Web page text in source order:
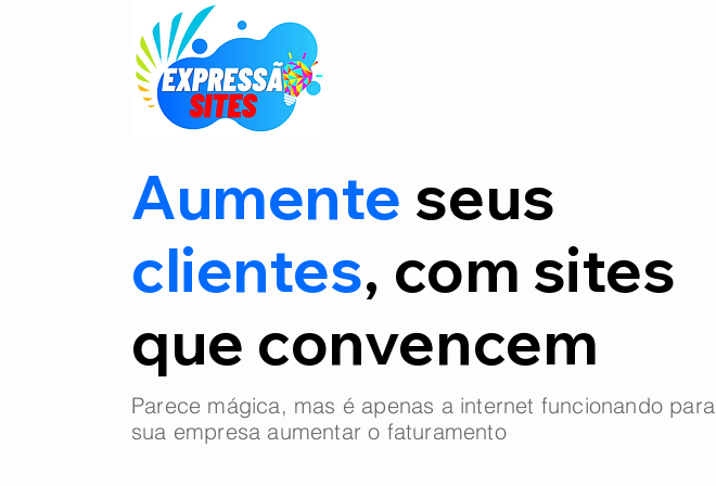
Aumente seus
clientes, com sites
que convencem
Parece mágica, mas é apenas a internet funcionando para
sua empresa aumentar o faturamento